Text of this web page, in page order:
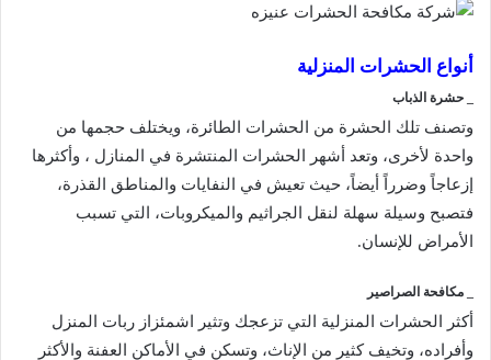
أنواع الحشرات المنزلية
_ حشرة الذباب
وتصنف تلك الحشرة من الحشرات الطائرة، ويختلف حجمها من
واحدة لأخرى، وتعد أشهر الحشرات المنتشرة في المنازل ، وأكثرها
إزعاجاً وضرراً أيضاً، حيث تعيش في النفايات والمناطق القذرة،
فتصبح وسيلة سهلة لنقل الجراثيم والميكروبات، التي تسبب
الأمراض للإنسان.
_ مكافحة الصراصير
أكثر الحشرات المنزلية التي تزعجك وتثير اشمئزاز ربات المنزل
وأفراده، وتخيف كثير من الإناث، وتسكن في الأماكن العفنة والأكثر